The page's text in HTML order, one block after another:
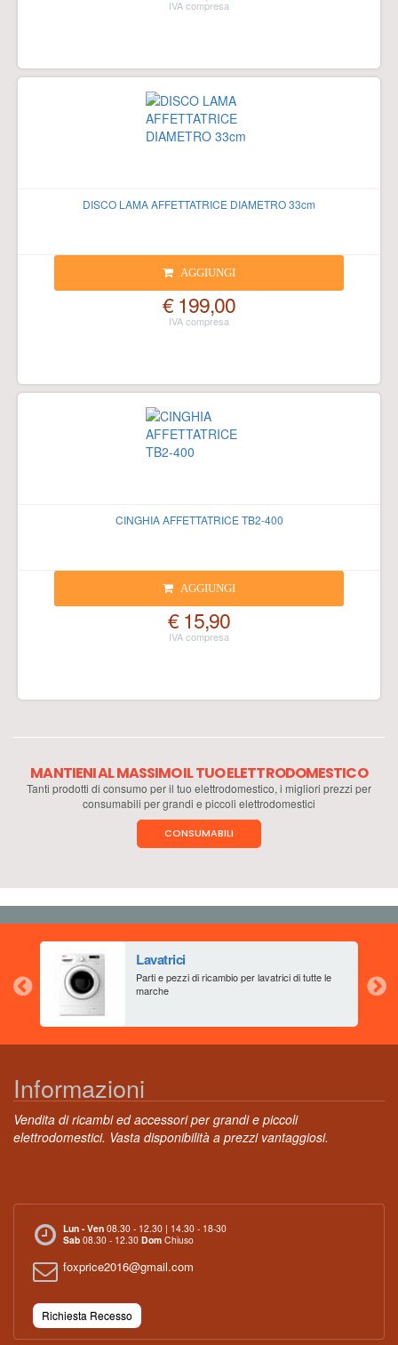
DISCO LAMA AFFETTATRICE DIAMETRO 33cm
AGGIUNGI
€ 199,00
CINGHIA AFFETTATRICE TB2-400
AGGIUNGI
€ 15,90
MANTIENI AL MASSIMO IL TUO ELETTRODOMESTICO
Tanti prodotti di consumo per il tuo elettrodomestico, i migliori prezzi per
consumabili per grandi e piccoli elettrodomestici
CONSUMABILI
Lavatrici
Parti e pezzi di ricambio per lavatrici di tutte le
marche
Informazioni
Vendita di ricambi ed accessori per grandi e piccoli
elettrodomestici. Vasta disponibilità a prezzi vantaggiosi.
Lun - Ven 08.30 - 12.30 | 14.30 - 18-30
Sab 08.30 - 12.30 Dom Chiuso
foxprice2016@gmail.com
Richiesta Recesso